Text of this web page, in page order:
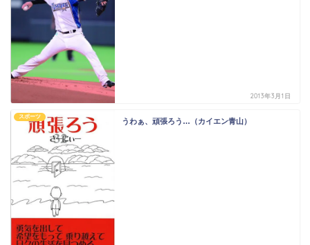
2013年3月1日
スポーツ
うわぁ、頑張ろう…（カイエン青山）